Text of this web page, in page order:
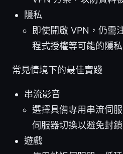
隱私
即使開啟 VPN，仍需
程式授權等可能的隱私
常見情境下的最佳實踐
串流影音
選擇具備專用串流伺
伺服器切換以避免封鎖
遊戲